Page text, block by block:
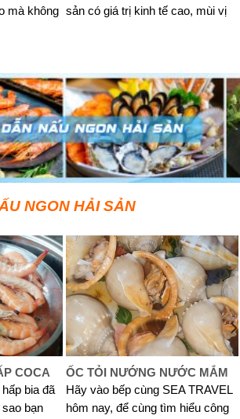
mà không sản có giá trị kinh tế cao, mùi vị
NGON HẢI SẢN
COCA
bia đã
bạn
ỐC TỎI NƯỚNG NƯỚC MẮM
Hãy vào bếp cùng SEA TRAVEL
hôm nay, để cùng tìm hiểu công